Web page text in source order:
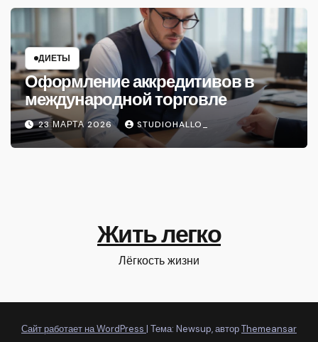
ДИЕТЫ
Оформление аккредитивов в
международной торговле
23 МАРТА 2026 STUDIOHALLO_
Жить легко
Лёгкость жизни
Сайт работает на WordPress | Тема: Newsup, авторThemeansar